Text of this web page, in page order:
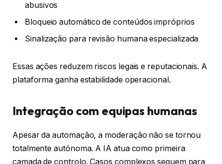
abusivos
Bloqueio automático de conteúdos impróprios
Sinalização para revisão humana especializada
Essas ações reduzem riscos legais e reputacionais. A
plataforma ganha estabilidade operacional.
Integração com equipas humanas
Apesar da automação, a moderação não se tornou
totalmente autónoma. A IA atua como primeira
camada de controlo. Casos complexos seguem para